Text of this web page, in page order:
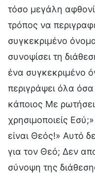
τόσο μεγάλη
τρόπος να
συγκεκριμένο
συνοψίσει τη
ένα συγκεκριμένο
περιγράψει όλα όσα
κάποιος Με
χρησιμοποιείς
είναι Θεός!» Αυτό
για τον Θεό; Δεν
σύνοψη της